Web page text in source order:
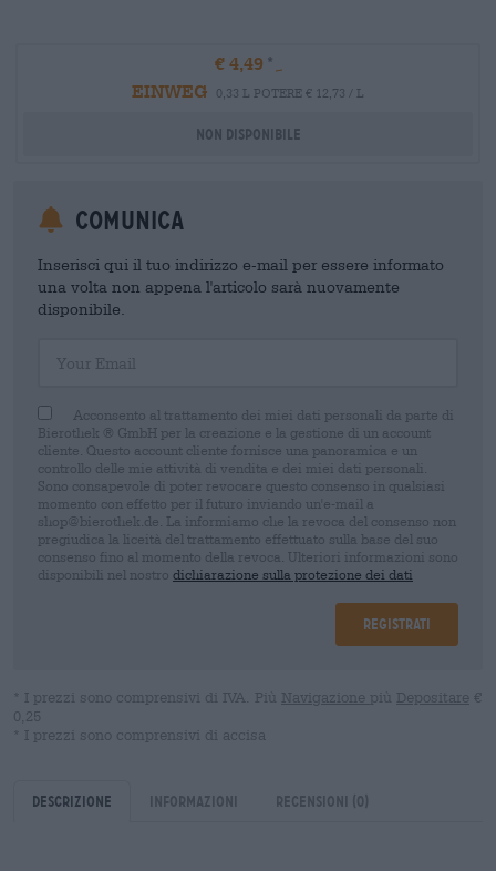
€ 4,49
EINWEG
0,33 L POTERE € 12,73 / L
Non disponibile
Comunica
Inserisci qui il tuo indirizzo e-mail per essere informato
una volta non appena l'articolo sarà nuovamente
disponibile.
Acconsento al trattamento dei miei dati personali da parte di
Bierothek ® GmbH per la creazione e la gestione di un account
cliente. Questo account cliente fornisce una panoramica e un
controllo delle mie attività di vendita e dei miei dati personali.
Sono consapevole di poter revocare questo consenso in qualsiasi
momento con effetto per il futuro inviando un'e-mail a
shop@bierothek.de. La informiamo che la revoca del consenso non
pregiudica la liceità del trattamento effettuato sulla base del suo
consenso fino al momento della revoca. Ulteriori informazioni sono
disponibili nel nostro dichiarazione sulla protezione dei dati
Registrati
* I prezzi sono comprensivi di IVA. Più Navigazione più Depositare €
0,25
* I prezzi sono comprensivi di accisa
Descrizione Informazioni Recensioni (0)